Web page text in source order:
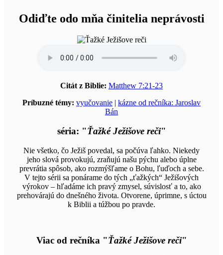
Odiďte odo mňa činitelia neprávosti
Citát z Biblie: Matthew 7:21-23
Príbuzné témy: vyučovanie | kázne od rečníka: Jaroslav
Bán
séria: "Ťažké Ježišove reči"
Nie všetko, čo Ježiš povedal, sa počúva ľahko. Niekedy
jeho slová provokujú, zraňujú našu pýchu alebo úplne
prevrátia spôsob, ako rozmýšľame o Bohu, ľuďoch a sebe.
V tejto sérii sa ponárame do tých „ťažkých“ Ježišových
výrokov – hľadáme ich pravý zmysel, súvislosť a to, ako
prehovárajú do dnešného života. Otvorene, úprimne, s úctou
k Biblii a túžbou po pravde.
Viac od rečníka "Ťažké Ježišove reči"